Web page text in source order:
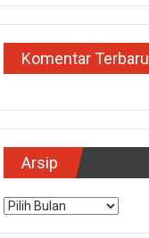
Komentar Terbaru
Arsip
Arsip